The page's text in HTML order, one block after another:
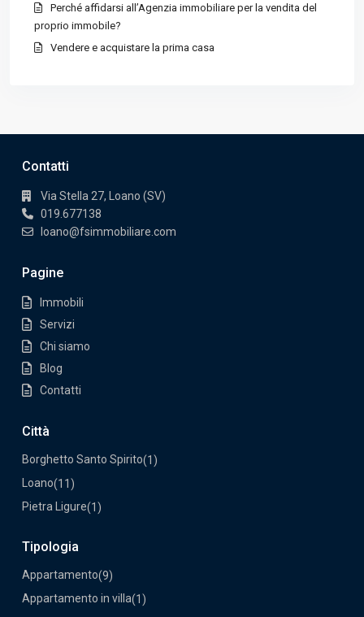
Perché affidarsi all’Agenzia immobiliare per la vendita del
proprio immobile?
Vendere e acquistare la prima casa
Contatti
Via Stella 27, Loano (SV)
019.677138
loano@fsimmobiliare.com
Pagine
Immobili
Servizi
Chi siamo
Blog
Contatti
Città
Borghetto Santo Spirito(1)
Loano(11)
Pietra Ligure(1)
Tipologia
Appartamento(9)
Appartamento in villa(1)